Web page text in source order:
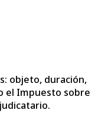
objeto, duración,
el Impuesto sobre